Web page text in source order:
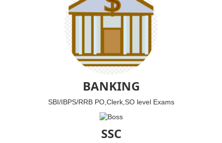
BANKING
SBI/IBPS/RRB PO,Clerk,SO level Exams
SSC